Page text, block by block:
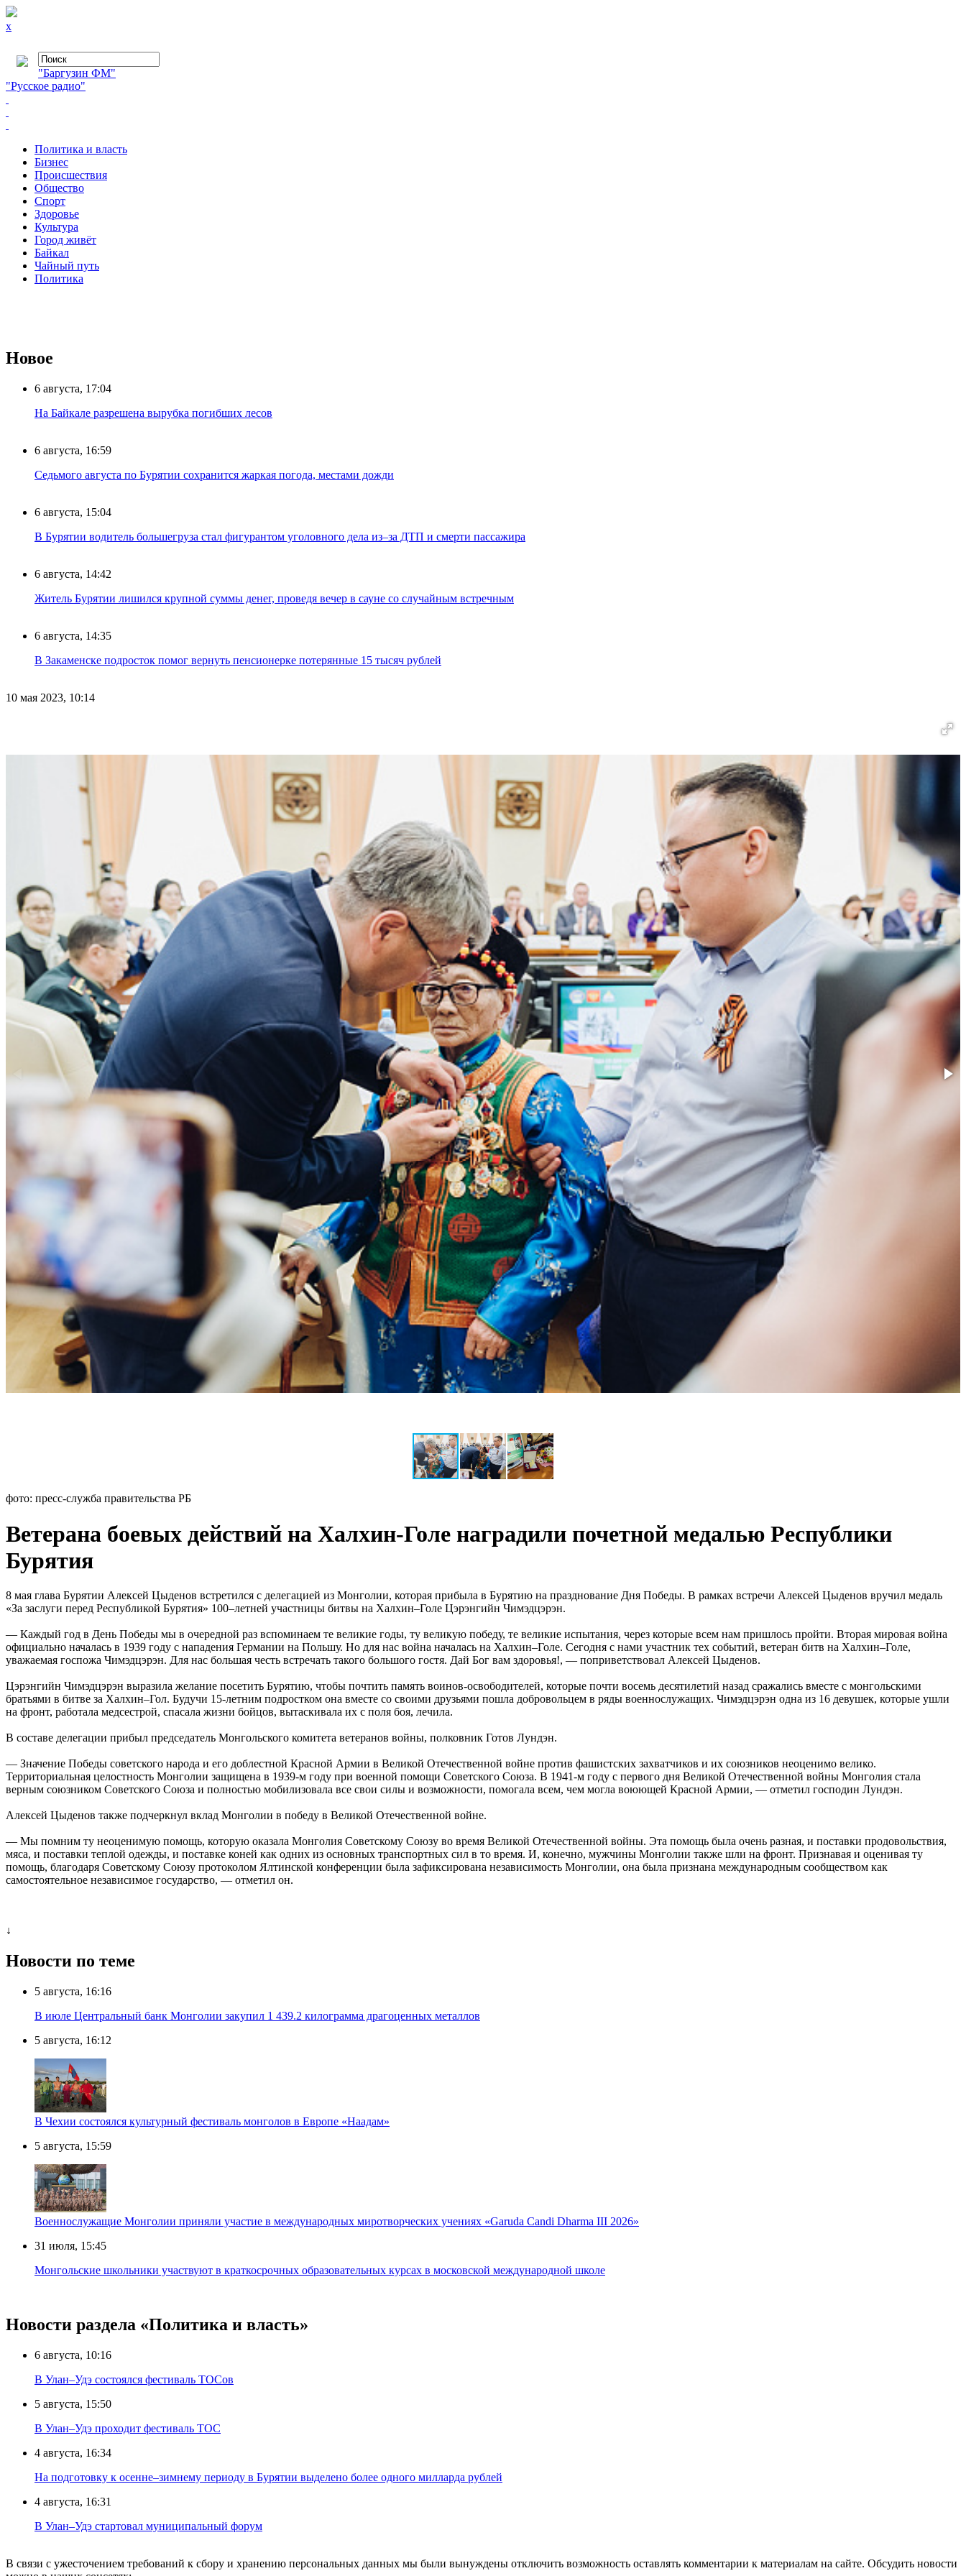
x
"Баргузин ФМ"
"Русское радио"
Политика и власть
Бизнес
Происшествия
Общество
Cпорт
Здоровье
Культура
Город живёт
Байкал
Чайный путь
Политика
Новое
6 августа, 17:04
На Байкале разрешена вырубка погибших лесов
6 августа, 16:59
Седьмого августа по Бурятии сохранится жаркая погода, местами дожди
6 августа, 15:04
В Бурятии водитель большегруза стал фигурантом уголовного дела из–за ДТП и смерти пассажира
6 августа, 14:42
Житель Бурятии лишился крупной суммы денег, проведя вечер в сауне со случайным встречным
6 августа, 14:35
В Закаменске подросток помог вернуть пенсионерке потерянные 15 тысяч рублей
10 мая 2023, 10:14
фото: пресс-служба правительства РБ
Ветерана боевых действий на Халхин-Голе наградили почетной медалью Республики
Бурятия
8 мая глава Бурятии Алексей Цыденов встретился с делегацией из Монголии, которая прибыла в Бурятию на празднование Дня Победы. В рамках встречи Алексей Цыденов вручил медаль
«За заслуги перед Республикой Бурятия» 100–летней участницы битвы на Халхин–Голе Цэрэнгийн Чимэдцэрэн.
— Каждый год в День Победы мы в очередной раз вспоминаем те великие годы, ту великую победу, те великие испытания, через которые всем нам пришлось пройти. Вторая мировая война
официально началась в 1939 году с нападения Германии на Польшу. Но для нас война началась на Халхин–Голе. Сегодня с нами участник тех событий, ветеран битв на Халхин–Голе,
уважаемая госпожа Чимэдцэрэн. Для нас большая честь встречать такого большого гостя. Дай Бог вам здоровья!, — поприветствовал Алексей Цыденов.
Цэрэнгийн Чимэдцэрэн выразила желание посетить Бурятию, чтобы почтить память воинов-освободителей, которые почти восемь десятилетий назад сражались вместе с монгольскими
братьями в битве за Халхин–Гол. Будучи 15-летним подростком она вместе со своими друзьями пошла добровольцем в ряды военнослужащих. Чимэдцэрэн одна из 16 девушек, которые ушли
на фронт, работала медсестрой, спасала жизни бойцов, вытаскивала их с поля боя, лечила.
В составе делегации прибыл председатель Монгольского комитета ветеранов войны, полковник Готов Лундэн.
— Значение Победы советского народа и его доблестной Красной Армии в Великой Отечественной войне против фашистских захватчиков и их союзников неоценимо велико.
Территориальная целостность Монголии защищена в 1939-м году при военной помощи Советского Союза. В 1941-м году с первого дня Великой Отечественной войны Монголия стала
верным союзником Советского Союза и полностью мобилизовала все свои силы и возможности, помогала всем, чем могла воюющей Красной Армии, — отметил господин Лундэн.
Алексей Цыденов также подчеркнул вклад Монголии в победу в Великой Отечественной войне.
— Мы помним ту неоценимую помощь, которую оказала Монголия Советскому Союзу во время Великой Отечественной войны. Эта помощь была очень разная, и поставки продовольствия,
мяса, и поставки теплой одежды, и поставке коней как одних из основных транспортных сил в то время. И, конечно, мужчины Монголии также шли на фронт. Признавая и оценивая ту
помощь, благодаря Советскому Союзу протоколом Ялтинской конференции была зафиксирована независимость Монголии, она была признана международным сообществом как
самостоятельное независимое государство, — отметил он.
↓
Новости по теме
5 августа, 16:16
В июле Центральный банк Монголии закупил 1 439.2 килограмма драгоценных металлов
5 августа, 16:12
В Чехии состоялся культурный фестиваль монголов в Европе «Наадам»
5 августа, 15:59
Военнослужащие Монголии приняли участие в международных миротворческих учениях «Garuda Candi Dharma III 2026»
31 июля, 15:45
Монгольские школьники участвуют в краткосрочных образовательных курсах в московской международной школе
Новости раздела «Политика и власть»
6 августа, 10:16
В Улан–Удэ состоялся фестиваль ТОСов
5 августа, 15:50
В Улан–Удэ проходит фестиваль ТОС
4 августа, 16:34
На подготовку к осенне–зимнему периоду в Бурятии выделено более одного милларда рублей
4 августа, 16:31
В Улан–Удэ стартовал муниципальный форум
В связи с ужесточением требований к сбору и хранению персональных данных мы были вынуждены отключить возможность оставлять комментарии к материалам на сайте. Обсудить новости